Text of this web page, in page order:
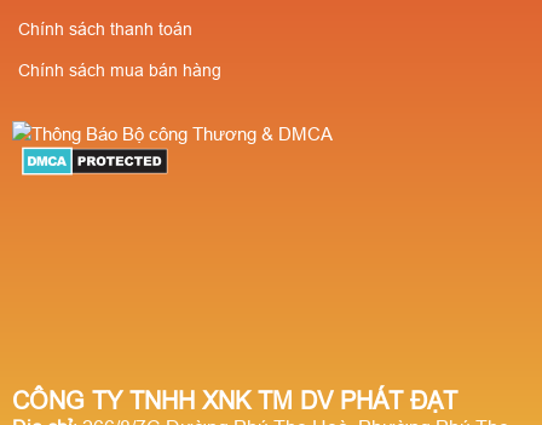
CÔNG TY TNHH XNK TM DV PHÁT ĐẠT
Chính sách thanh toán
Chính sách mua bán hàng